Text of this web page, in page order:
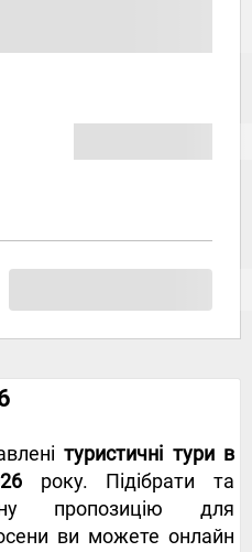
туристичні тури в
року. Підібрати та
пропозицію для
ви можете онлайн